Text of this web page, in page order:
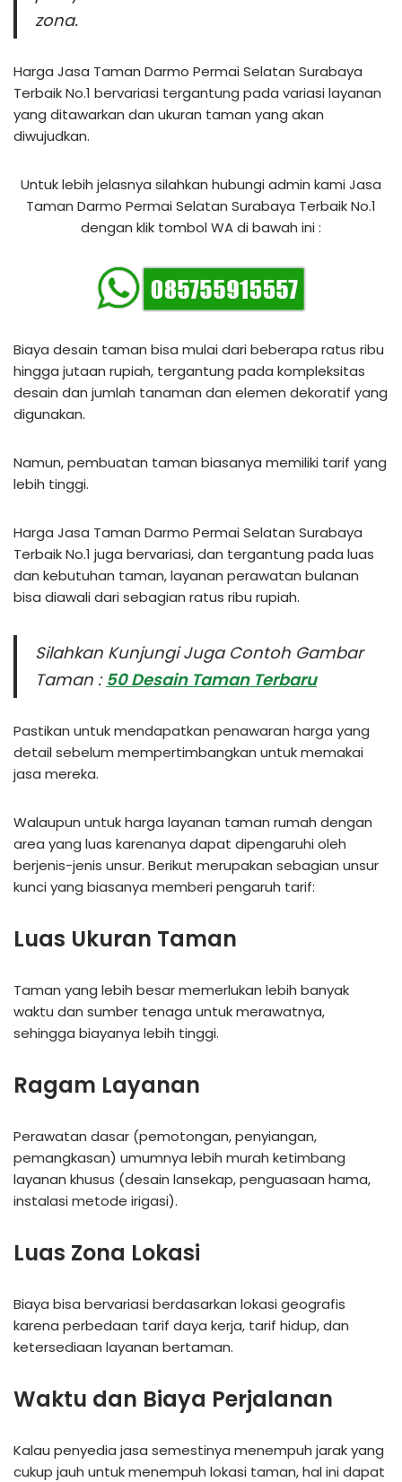
zona.
Harga Jasa Taman Darmo Permai Selatan Surabaya
Terbaik No.1 bervariasi tergantung pada variasi layanan
yang ditawarkan dan ukuran taman yang akan
diwujudkan.
Untuk lebih jelasnya silahkan hubungi admin kami Jasa
Taman Darmo Permai Selatan Surabaya Terbaik No.1
dengan klik tombol WA di bawah ini :
Biaya desain taman bisa mulai dari beberapa ratus ribu
hingga jutaan rupiah, tergantung pada kompleksitas
desain dan jumlah tanaman dan elemen dekoratif yang
digunakan.
Namun, pembuatan taman biasanya memiliki tarif yang
lebih tinggi.
Harga Jasa Taman Darmo Permai Selatan Surabaya
Terbaik No.1 juga bervariasi, dan tergantung pada luas
dan kebutuhan taman, layanan perawatan bulanan
bisa diawali dari sebagian ratus ribu rupiah.
Silahkan Kunjungi Juga Contoh Gambar
Taman : 50 Desain Taman Terbaru
Pastikan untuk mendapatkan penawaran harga yang
detail sebelum mempertimbangkan untuk memakai
jasa mereka.
Walaupun untuk harga layanan taman rumah dengan
area yang luas karenanya dapat dipengaruhi oleh
berjenis-jenis unsur. Berikut merupakan sebagian unsur
kunci yang biasanya memberi pengaruh tarif:
Luas Ukuran Taman
Taman yang lebih besar memerlukan lebih banyak
waktu dan sumber tenaga untuk merawatnya,
sehingga biayanya lebih tinggi.
Ragam Layanan
Perawatan dasar (pemotongan, penyiangan,
pemangkasan) umumnya lebih murah ketimbang
layanan khusus (desain lansekap, penguasaan hama,
instalasi metode irigasi).
Luas Zona Lokasi
Biaya bisa bervariasi berdasarkan lokasi geografis
karena perbedaan tarif daya kerja, tarif hidup, dan
ketersediaan layanan bertaman.
Waktu dan Biaya Perjalanan
Kalau penyedia jasa semestinya menempuh jarak yang
cukup jauh untuk menempuh lokasi taman, hal ini dapat